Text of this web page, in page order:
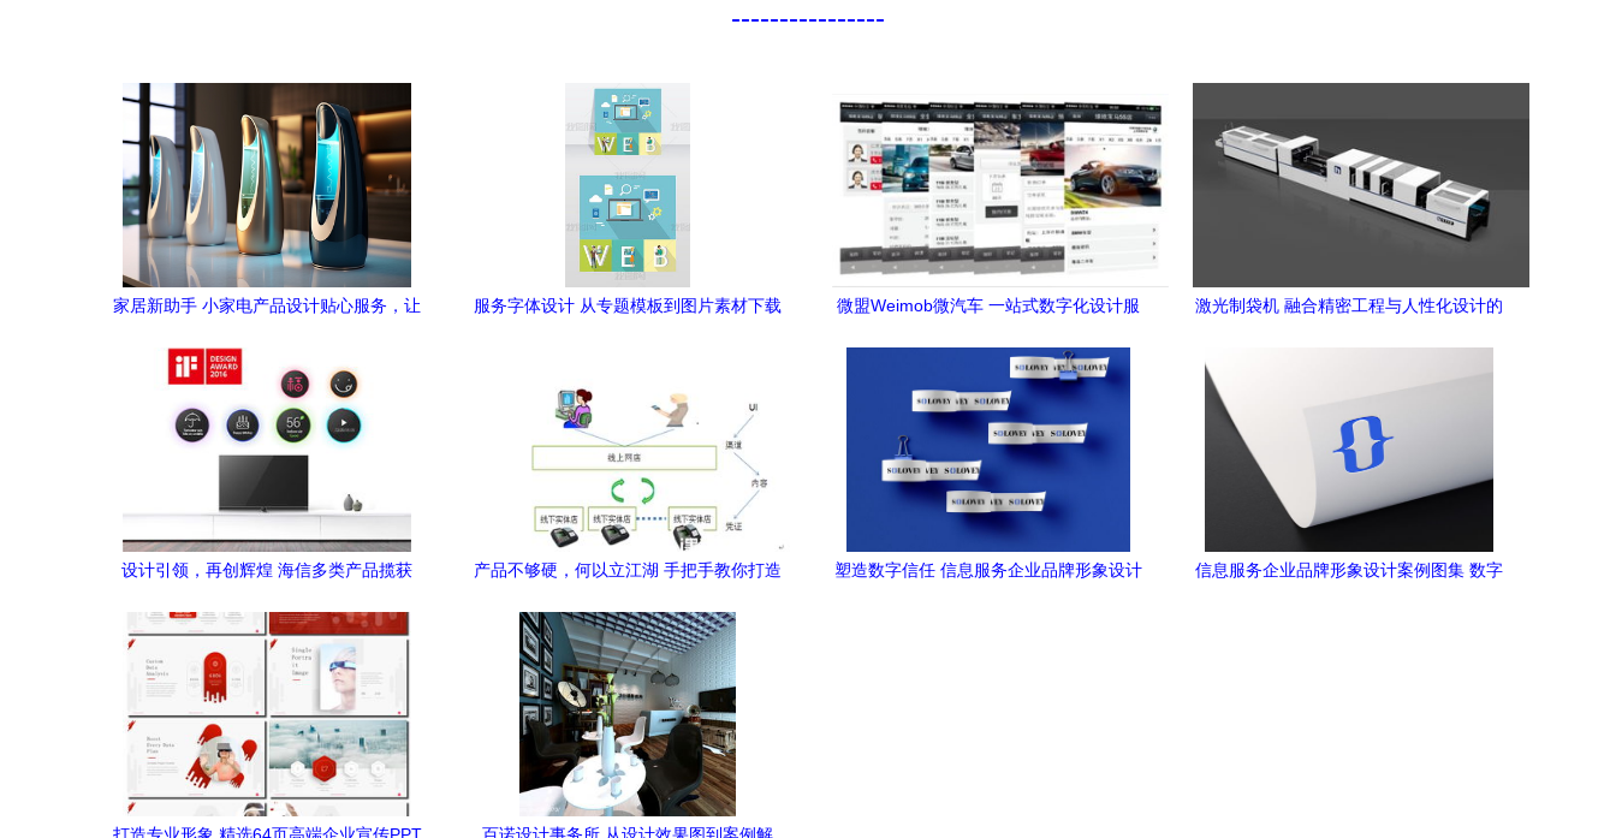
----------------
家居新助手 小家电产品设计贴心服务，让
服务字体设计 从专题模板到图片素材下载
微盟Weimob微汽车 一站式数字化设计服
激光制袋机 融合精密工程与人性化设计的
设计引领，再创辉煌 海信多类产品揽获
产品不够硬，何以立江湖 手把手教你打造
塑造数字信任 信息服务企业品牌形象设计
信息服务企业品牌形象设计案例图集 数字